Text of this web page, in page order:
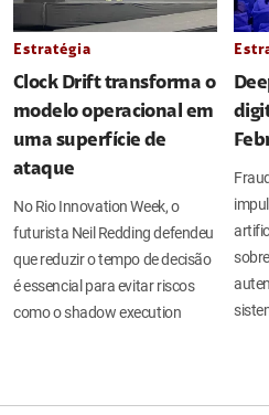
Estratégia
Clock Drift transforma o
modelo operacional em
uma superfície de
ataque
No Rio Innovation Week, o
futurista Neil Redding defendeu
que reduzir o tempo de decisão
é essencial para evitar riscos
como o shadow execution